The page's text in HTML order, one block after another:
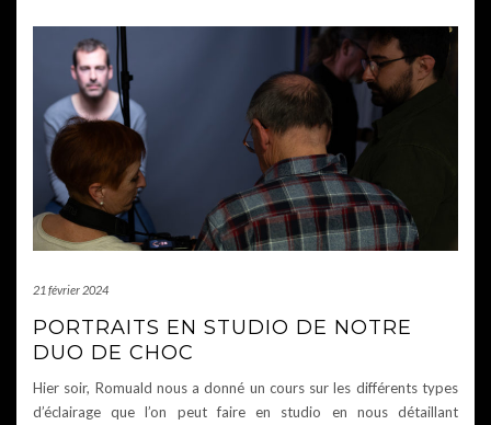
21 février 2024
PORTRAITS EN STUDIO DE NOTRE
DUO DE CHOC
Hier soir, Romuald nous a donné un cours sur les différents types
d’éclairage que l’on peut faire en studio en nous détaillant